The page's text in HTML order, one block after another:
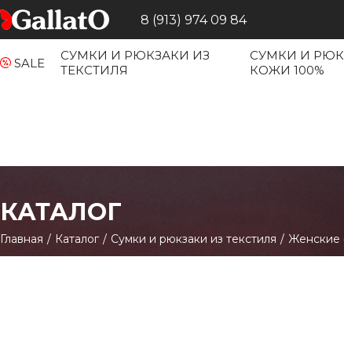
8 (913) 974 09 84
SALE
СУМКИ И РЮКЗАКИ ИЗ
ТЕКСТИЛЯ
СУМКИ И
КОЖИ 100%
КАТАЛОГ
Главная / Каталог / Сумки и рюкзаки из текстиля / Женские